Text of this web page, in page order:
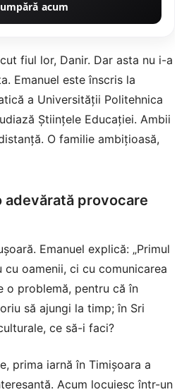
acum
fiul lor, Danir. Dar asta nu i-a
Emanuel este înscris la
a Universității Politehnica
Științele Educației. Ambii
O familie ambițioasă,
adevărată provocare
Emanuel explică: „Primul
oamenii, ci cu comunicarea
o problemă, pentru că în
să ajungi la timp; în Sri
ce să-i faci?
prima iarnă în Timișoara a
Acum locuiesc într-un